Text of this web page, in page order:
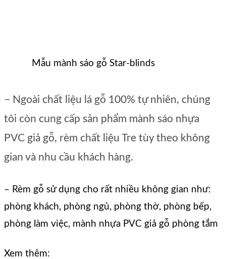
Mẫu mành sáo gỗ Star-blinds
– Ngoài chất liệu lá gỗ 100% tự nhiên, chúng
tôi còn cung cấp sản phẩm mành sáo nhựa
PVC giả gỗ, rèm chất liệu Tre tùy theo không
gian và nhu cầu khách hàng.
– Rèm gỗ sử dụng cho rất nhiều không gian như:
phòng khách, phòng ngủ, phòng thờ, phòng bếp,
phòng làm việc, mành nhựa PVC giả gỗ phòng tắm
Xem thêm: